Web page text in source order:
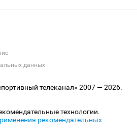
данных
телеканал» 2007 — 2026.
технологии.
рекомендательных